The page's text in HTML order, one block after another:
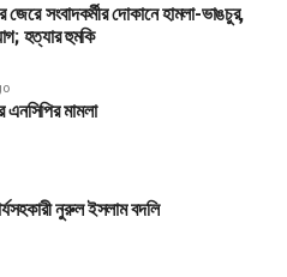
সংবাদকর্মীর দোকানে হামলা-ভাঙচুর,
হত্যার হুমকি
মামলা
নুরুল ইসলাম বদলি